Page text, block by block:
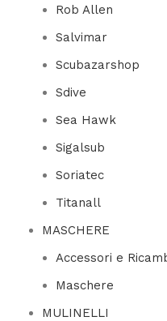
Rob Allen
Salvimar
Scubazarshop
Sdive
Sea Hawk
Sigalsub
Soriatec
Titanall
MASCHERE
Accessori e
Maschere
MULINELLI